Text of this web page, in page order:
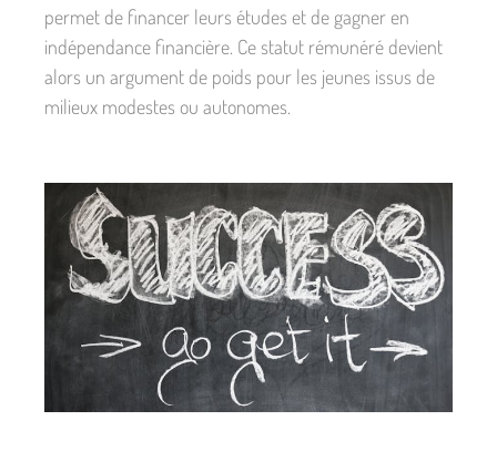
permet de financer leurs études et de gagner en
indépendance financière. Ce statut rémunéré devient
alors un argument de poids pour les jeunes issus de
milieux modestes ou autonomes.